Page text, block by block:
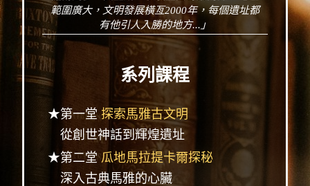
範圍廣大，文明發展橫亙2000年，每個遺址都
有他引人入勝的地方...」
系列課程
★第一堂探索馬雅古文明
從創世神話到輝煌遺址
★第二堂瓜地馬拉提卡爾探秘
深入古典馬雅的心臟